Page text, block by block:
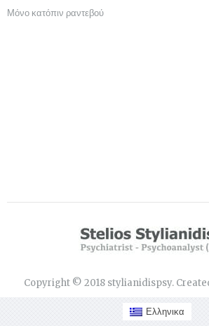
Μόνο κατόπιν ραντεβού
Copyright © 2018 stylianidispsy.
Ελληνικα